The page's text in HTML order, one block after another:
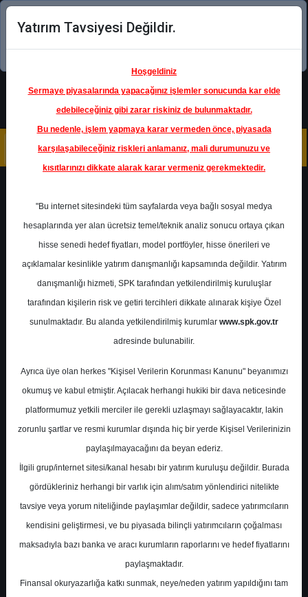
Şimdi uygulamayı indirin!
AKCNS- AKÇANSA ÇİMENTO
SANAYİ VE TİCARET A.Ş.
Hedef Fiyat 207.00 ₺
Getiri
%0.00
0 0
En Yüksek Tahmin
Ortalama Fiyat Tahmini
Ortalama Getiri Potansiyeli
Yatırım Tavsiyesi Değildir.
Hoşgeldiniz
Sermaye piyasalarında yapacağınız işlemler sonucunda kar elde
edebileceğiniz gibi zarar riskiniz de bulunmaktadır.
Bu nedenle, işlem yapmaya karar vermeden önce, piyasada
karşılaşabileceğiniz riskleri anlamanız, mali durumunuzu ve
kısıtlarınızı dikkate alarak karar vermeniz gerekmektedir.
"Bu internet sitesindeki tüm sayfalarda veya bağlı sosyal medya
hesaplarında yer alan ücretsiz temel/teknik analiz sonucu ortaya çıkan
hisse senedi hedef fiyatları, model portföyler, hisse önerileri ve
açıklamalar kesinlikle yatırım danışmanlığı kapsamında değildir. Yatırım
danışmanlığı hizmeti, SPK tarafından yetkilendirilmiş kuruluşlar
tarafından kişilerin risk ve getiri tercihleri dikkate alınarak kişiye Özel
sunulmaktadır. Bu alanda yetkilendirilmiş kurumlar www.spk.gov.tr
adresinde bulunabilir.
Ayrıca üye olan herkes "Kişisel Verilerin Korunması Kanunu" beyanımızı
okumuş ve kabul etmiştir. Açılacak herhangi hukiki bir dava neticesinde
platformumuz yetkili merciler ile gerekli uzlaşmayı sağlayacaktır, lakin
zorunlu şartlar ve resmi kurumlar dışında hiç bir yerde Kişisel Verilerinizin
paylaşılmayacağını da beyan ederiz.
İlgili grup/internet sitesi/kanal hesabı bir yatırım kuruluşu değildir. Burada
gördükleriniz herhangi bir varlık için alım/satım yönlendirici nitelikte
tavsiye veya yorum niteliğinde paylaşımlar değildir, sadece yatırımcıların
kendisini geliştirmesi, ve bu piyasada bilinçli yatırımcıların çoğalması
maksadıyla bazı banka ve aracı kurumların raporlarını ve hedef fiyatlarını
paylaşmaktadır.
Finansal okuryazarlığa katkı sunmak, neye/neden yatırım yapıldığını tam